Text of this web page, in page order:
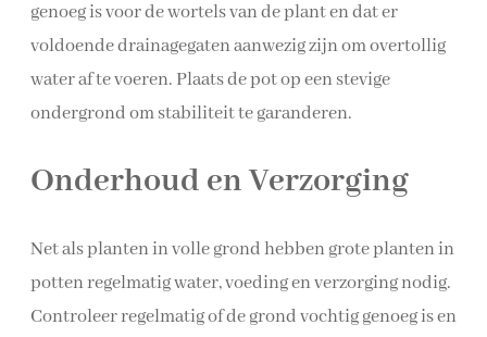
genoeg is voor de wortels van de plant en dat er
voldoende drainagegaten aanwezig zijn om overtollig
water af te voeren. Plaats de pot op een stevige
ondergrond om stabiliteit te garanderen.
Onderhoud en Verzorging
Net als planten in volle grond hebben grote planten in
potten regelmatig water, voeding en verzorging nodig.
Controleer regelmatig of de grond vochtig genoeg is en